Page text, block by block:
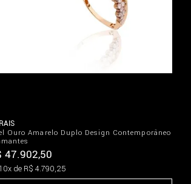
Ouro Amarelo Duplo Design Contemporâneo
47.902,50
10x de R$ 4.790,25